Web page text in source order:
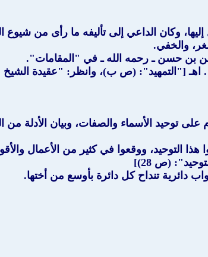
وكان الداعي إلى تأليفه ما رأى من شيوع
والخفي.
بن حسن ـ رحمه الله ـ في "المقامات".
اهـ ["التمهيد": (ص ب)، وانظر: "عقيدة
على توحيد الأسماء والصفات، وبيان الأدلة
التوحيد، ووقعوا في كثير من الأعمال
(ص 28)]
دائرية تنداح كل دائرة بأوسع من أختها.